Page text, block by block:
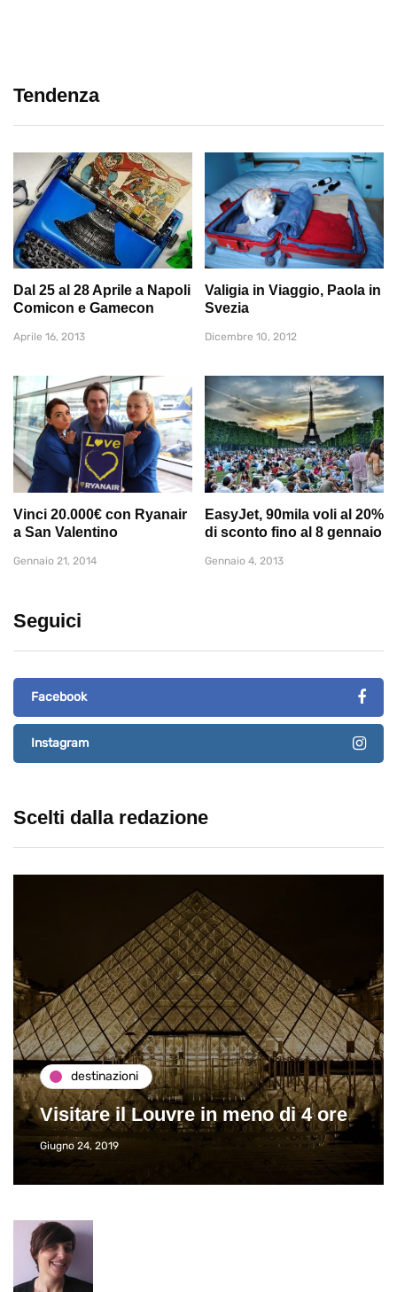
Tendenza
Dal 25 al 28 Aprile a Napoli
Comicon e Gamecon
Aprile 16, 2013
Valigia in Viaggio, Paola in
Svezia
Dicembre 10, 2012
Vinci 20.000€ con Ryanair
a San Valentino
Gennaio 21, 2014
EasyJet, 90mila voli al 20%
di sconto fino al 8 gennaio
Gennaio 4, 2013
Seguici
Facebook
Instagram
Scelti dalla redazione
destinazioni
Visitare il Louvre in meno di 4 ore
Giugno 24, 2019